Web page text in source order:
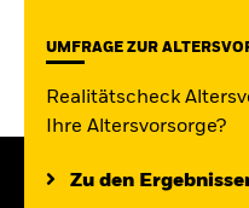
UMFRAGE ZUR
Realitätscheck
Ihre Altersvorsorge?
Zu den